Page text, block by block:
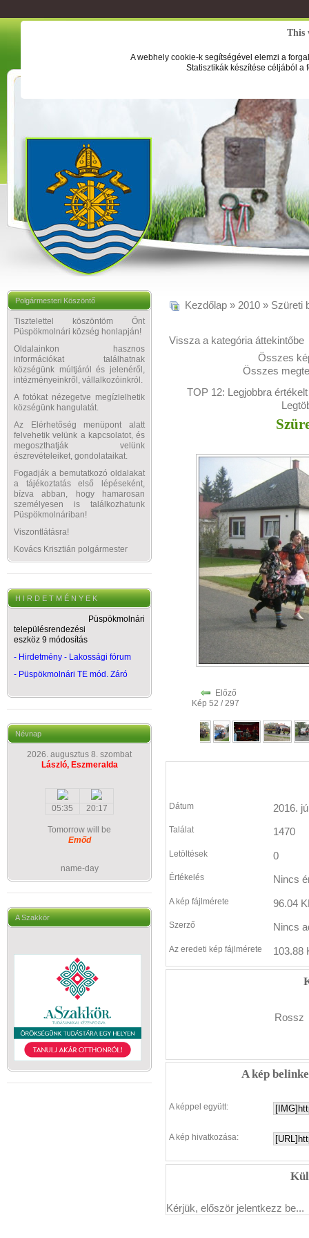
This
A webhely cookie-k segítségével elemzi a
Statisztikák készítése céljából a
Polgármesteri Köszöntő
Tisztelettel köszöntöm Önt
Püspökmolnári község honlapján!
Oldalainkon hasznos
információkat találhatnak
községünk múltjáról és jelenéről,
intézményeinkről, vállalkozóinkról.
A fotókat nézegetve megízlelhetik
községünk hangulatát.
Az Elérhetőség menüpont alatt
felvehetik velünk a kapcsolatot, és
megoszthatják velünk
észrevételeiket, gondolataikat.
Fogadják a bemutatkozó oldalakat
a tájékoztatás első lépéseként,
bízva abban, hogy hamarosan
személyesen is találkozhatunk
Püspökmolnáriban!
Viszontlátásra!
Kovács Krisztián polgármester
H I R D E T M É N Y E K
Püspökmolnári
településrendezési
eszköz 9 módosítás
- Hirdetmény - Lakossági fórum
- Püspökmolnári TE mód. Záró
Névnap
2026. augusztus 8. szombat
László, Eszmeralda
05:35 20:17
Tomorrow will be
Emőd
name-day
A Szakkör
Kezdőlap » 2010 » Szüreti
Vissza a kategória áttekintőbe
Összes
Összes
TOP 12: Legjobbra értékelt
Előző
Kép 52 / 297
Dátum 2016.
Találat 1470
Letöltések 0
Értékelés Nincs
A kép fájlmérete 96.04
Szerző Nincs
Az eredeti kép fájlmérete 103.88
Rossz
A kép
A képpel együtt:
A kép hivatkozása:
Kérjük, először jelentkezz be...